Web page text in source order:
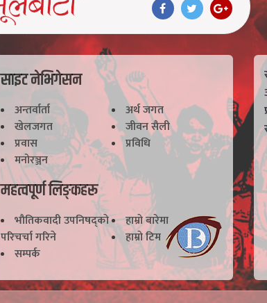
साइट नेभिगेसन
अन्तर्वार्ता
अर्थ जगत
खेलजगत
जीवन सैली
प्रवास
प्रविधि
मनोरञ्जन
महत्वपूर्ण लिङ्कहरू
भाैतिकवादी उपनिषद्काे
परिचर्चा गरिने
हाम्राे बारेमा
हाम्राे टिम
सम्पर्क